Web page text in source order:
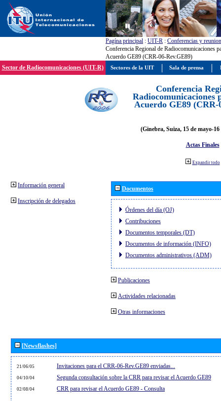
Pagína principal : UIT-R : Conferencias y
Conferencia Regional de Radiocomunicaciones
Acuerdo GE89 (CRR-06-Rev.GE89)
Sector de Radiocomunicaciones (UIT-R)
Conferencia
Radiocomunicaciones
Acuerdo GE89 (CRR-
(Ginebra, Suiza, 15 de mayo-
Actas Finales
Expandir todo
Información general
Inscripción de delegados
Documentos
Órdenes del día (OJ)
Contribuciones
Documentos temporales (DT)
Documentos de información (INFO)
Documentos administrativos (ADM)
Publicaciones
Actividades relacionadas
Otras informaciones
[Newsflashes]
21/06/05 Invitaciones para el CRR-06-Rev.GE89 enviadas...
04/10/04 Segunda consultación sobre la CRR para revisar el Acuerdo GE89
02/08/04 CRR para revisar el Acuerdo GE89 - Consulta
Sectores de la UIT Sala de prensa